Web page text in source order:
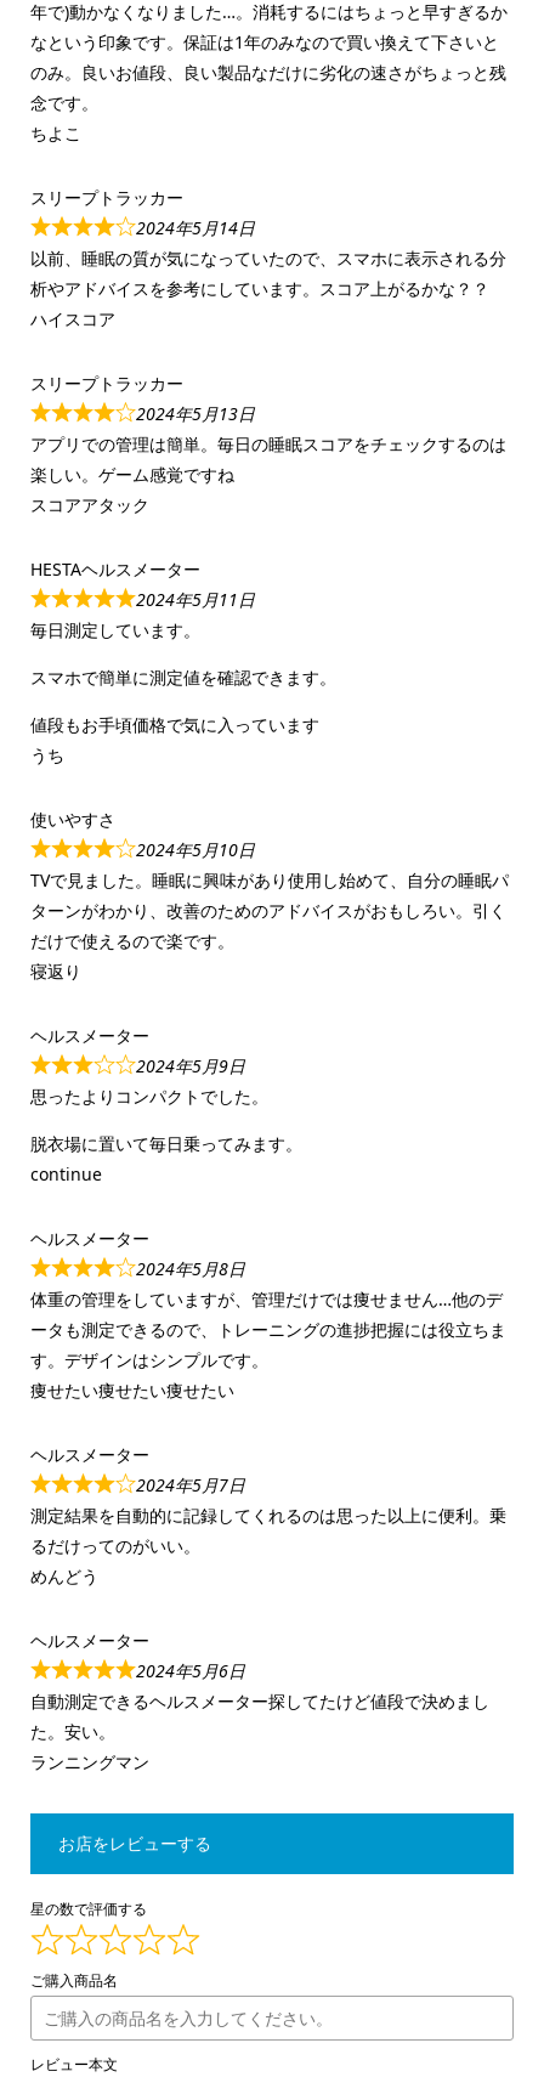
年で)動かなくなりました…。消耗するにはちょっと早すぎるか
なという印象です。保証は1年のみなので買い換えて下さいと
のみ。良いお値段、良い製品なだけに劣化の速さがちょっと残
念です。
ちよこ
スリープトラッカー
2024年5月14日
以前、睡眠の質が気になっていたので、スマホに表示される分
析やアドバイスを参考にしています。スコア上がるかな？？
ハイスコア
スリープトラッカー
2024年5月13日
アプリでの管理は簡単。毎日の睡眠スコアをチェックするのは
楽しい。ゲーム感覚ですね
スコアアタック
HESTAヘルスメーター
2024年5月11日
毎日測定しています。
スマホで簡単に測定値を確認できます。
値段もお手頃価格で気に入っています
うち
使いやすさ
2024年5月10日
TVで見ました。睡眠に興味があり使用し始めて、自分の睡眠パ
ターンがわかり、改善のためのアドバイスがおもしろい。引く
だけで使えるので楽です。
寝返り
ヘルスメーター
2024年5月9日
思ったよりコンパクトでした。
脱衣場に置いて毎日乗ってみます。
continue
ヘルスメーター
2024年5月8日
体重の管理をしていますが、管理だけでは痩せません…他のデ
ータも測定できるので、トレーニングの進捗把握には役立ちま
す。デザインはシンプルです。
痩せたい痩せたい痩せたい
ヘルスメーター
2024年5月7日
測定結果を自動的に記録してくれるのは思った以上に便利。乗
るだけってのがいい。
めんどう
ヘルスメーター
2024年5月6日
自動測定できるヘルスメーター探してたけど値段で決めまし
た。安い。
ランニングマン
お店をレビューする
星の数で評価する
ご購入商品名
レビュー本文